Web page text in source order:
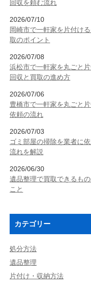
回収を頼む流れ
2026/07/10
岡崎市で一軒家を片付け
取のポイント
2026/07/08
浜松市で一軒家を丸ごと
回収と買取の進め方
2026/07/06
豊橋市で一軒家を丸ごと
依頼の流れ
2026/07/03
ゴミ部屋の掃除を業者に
流れを解説
2026/06/30
遺品整理で買取できるも
こと
カテゴリー
処分方法
遺品整理
片付け・収納方法